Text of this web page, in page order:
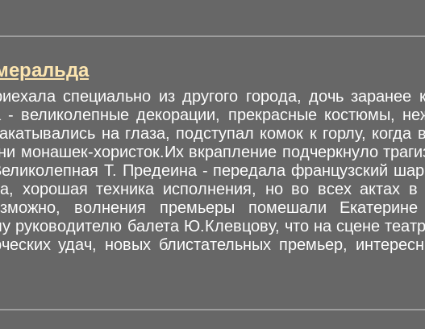
специально из другого города, дочь заранее
великолепные декорации, прекрасные костюмы,
на глаза, подступал комок к горлу, когда
монашек-хористок.Их вкрапление подчеркнуло
Т. Предеина - передала французский
хорошая техника исполнения, но во всех актах
волнения премьеры помешали
руководителю балета Ю.Клевцову, что на сцене
удач, новых блистательных премьер,